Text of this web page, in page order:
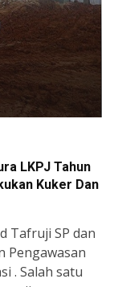
LKPJ Tahun
Kuker Dan
Tafruji SP dan
Pengawasan
. Salah satu